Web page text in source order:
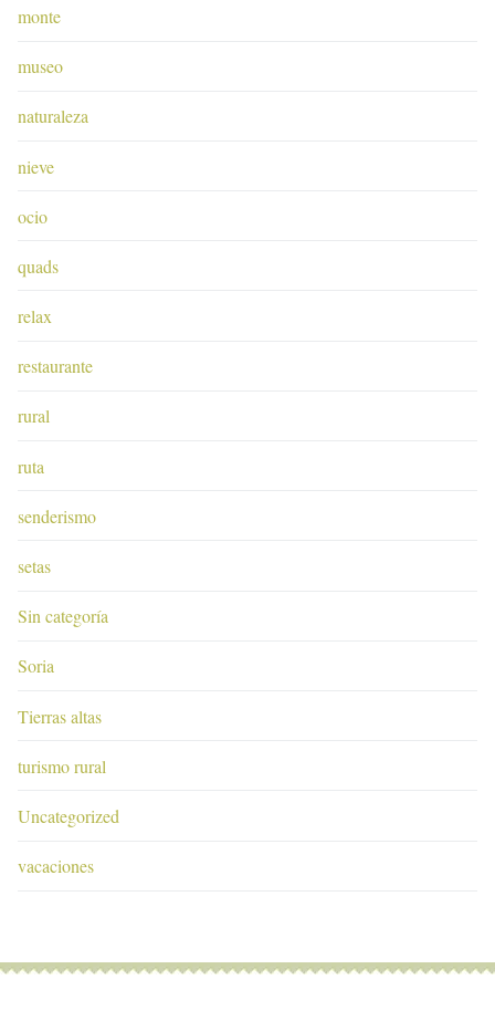
monte
museo
naturaleza
nieve
ocio
quads
relax
restaurante
rural
ruta
senderismo
setas
Sin categoría
Soria
Tierras altas
turismo rural
Uncategorized
vacaciones